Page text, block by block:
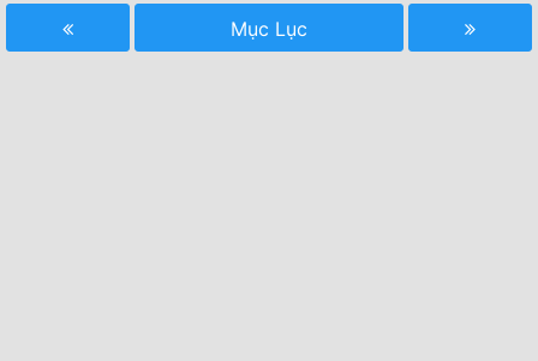
Hoàn Thành
Mục Lục